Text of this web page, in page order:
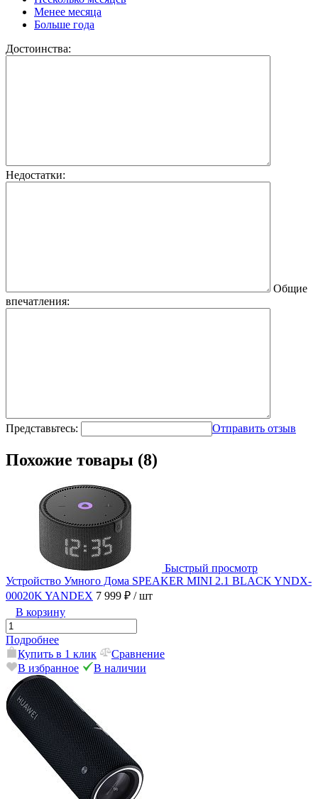
Менее месяца
Больше года
Достоинства:
Недостатки:
Общие
впечатления:
Представьтесь: Отправить отзыв
Похожие товары (8)
Быстрый просмотр
Устройство Умного Дома SPEAKER MINI 2.1 BLACK YNDX-
00020K YANDEX 7 999 ₽ / шт
В корзину
Подробнее
Купить в 1 клик
Сравнение
В избранное
В наличии